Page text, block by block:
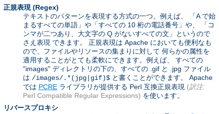
正規表現 (Regex)
テキストのパターンを表現する方式の一つ。例えば、 「A で始
まるすべての単語」や「すべての 10 桁の電話番号」や、 「コ
ンマが二つあり、大文字の Q がないすべての文」というので
さえ表現 できます。 正規表現は Apache においても便利なも
ので、ファイルやリソースの集まりに対して 何らかの属性を
適用することがとても柔軟にできます。例えば、 すべての
"images" ディレクトリの下の、すべての .gif と .jpg ファイル
は /images/.*(jpg|gif)$ と書くことができます。 Apache
では PCRE ライブラリが提供する Perl 互換正規表現 (訳注:
Perl Compatible Regular Expressions) を使います。
リバースプロキシ